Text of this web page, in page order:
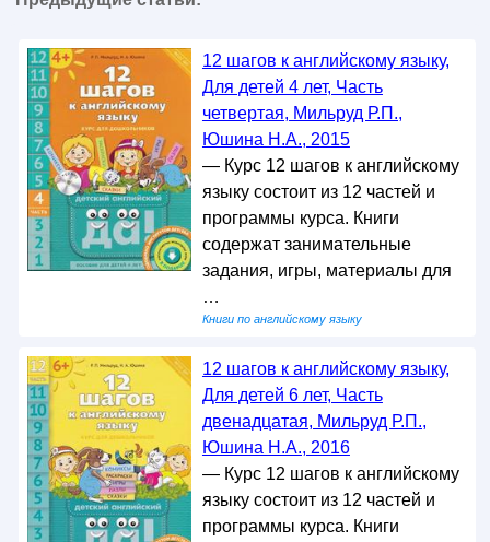
12 шагов к английскому языку,
Для детей 4 лет, Часть
четвертая, Мильруд Р.П.,
Юшина Н.А., 2015
— Курс 12 шагов к английскому
языку состоит из 12 частей и
программы курса. Книги
содержат занимательные
задания, игры, материалы для
…
Книги по английскому языку
12 шагов к английскому языку,
Для детей 6 лет, Часть
двенадцатая, Мильруд Р.П.,
Юшина Н.А., 2016
— Курс 12 шагов к английскому
языку состоит из 12 частей и
программы курса. Книги